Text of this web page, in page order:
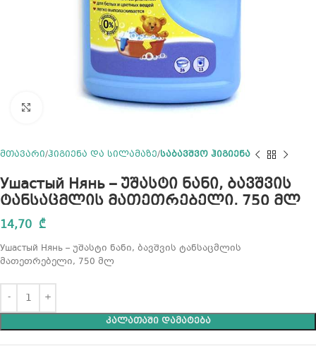
Click to enlarge
მთავარი ჰიგიენა და სილამაზე საბავშვო ჰიგიენა
Ушастый Нянь – უშასტი ნანი, ბავშვის
ტანსაცმლის მათეთრებელი, 750 მლ
14,70 ₾
Ушастый Нянь – უშასტი ნანი, ბავშვის ტანსაცმლის
მათეთრებელი, 750 მლ
ᲙᲐᲚᲐᲗᲐᲨᲘ ᲓᲐᲛᲐᲢᲔᲑᲐ